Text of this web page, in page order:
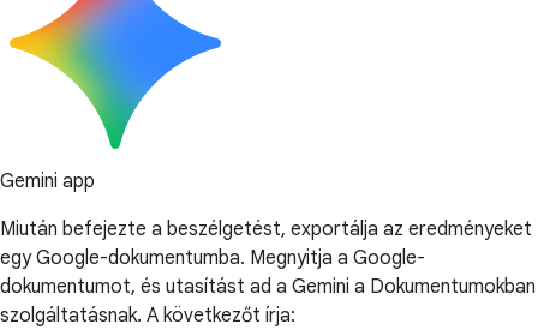
Gemini app
Miután befejezte a beszélgetést, exportálja az eredményeket
egy Google-dokumentumba. Megnyitja a Google-
dokumentumot, és utasítást ad a Gemini a Dokumentumokban
szolgáltatásnak. A következőt írja: